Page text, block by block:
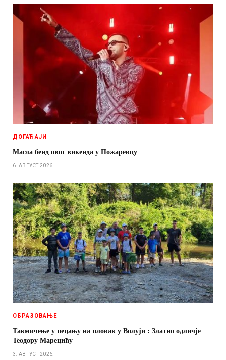
ДОГАЂАЈИ
Магла бенд овог викенда у Пожаревцу
6. АВГУСТ 2026.
ОБРАЗОВАЊЕ
Такмичење у пецању на пловак у Волуји : Златно одличје
Теодору Марецићу
3. АВГУСТ 2026.